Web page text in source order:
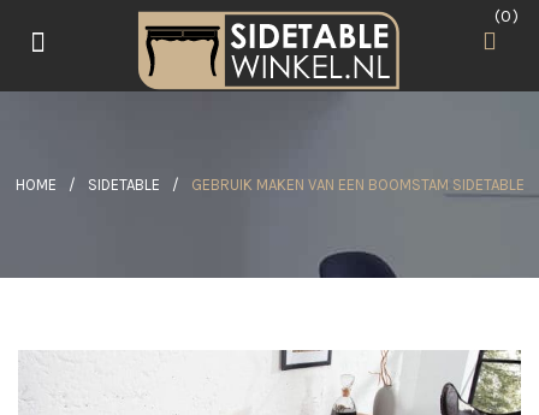
0
HOME / SIDETABLE / GEBRUIK MAKEN VAN EEN BOOMSTAM SIDETABLE